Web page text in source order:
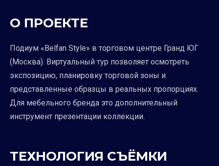
О ПРОЕКТЕ
Подиум «Belfan Style» в торговом центре Гранд ЮГ
(Москва). Виртуальный тур позволяет осмотреть
экспозицию, планировку торговой зоны и
представленные образцы в реальных пропорциях.
Для мебельного бренда это дополнительный
инструмент презентации коллекции.
ТЕХНОЛОГИЯ СЪЁМКИ